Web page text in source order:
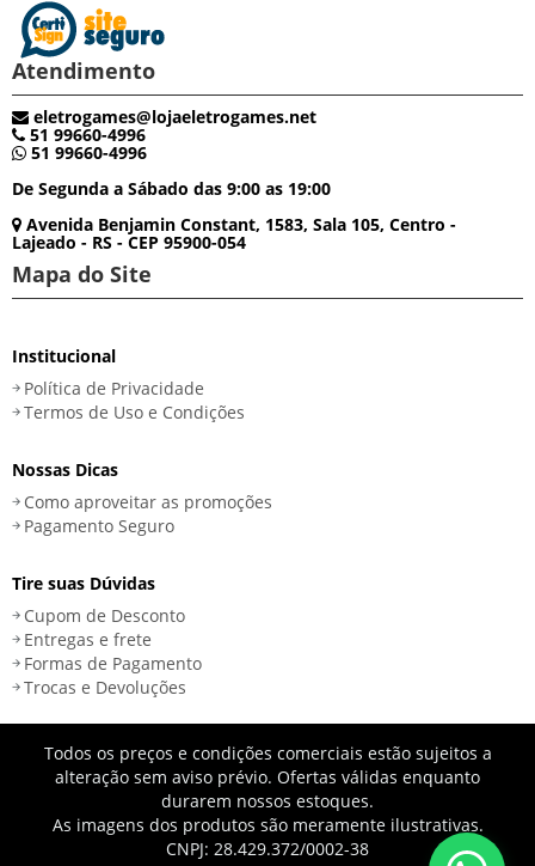
Atendimento
eletrogames@lojaeletrogames.net
51 99660-4996
51 99660-4996
De Segunda a Sábado das 9:00 as 19:00
Avenida Benjamin Constant, 1583, Sala 105, Centro -
Lajeado - RS - CEP 95900-054
Mapa do Site
Institucional
Política de Privacidade
Termos de Uso e Condições
Nossas Dicas
Como aproveitar as promoções
Pagamento Seguro
Tire suas Dúvidas
Cupom de Desconto
Entregas e frete
Formas de Pagamento
Trocas e Devoluções
Todos os preços e condições comerciais estão sujeitos a
alteração sem aviso prévio. Ofertas válidas enquanto
durarem nossos estoques.
As imagens dos produtos são meramente ilustrativas.
CNPJ: 28.429.372/0002-38